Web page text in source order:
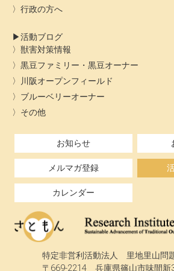
行政の方へ
活動ブログ
獣害対策情報
黒豆ファミリー・黒豆オーナー
川阪オープンフィールド
ブルーベリーオーナー
その他
お知らせ
メルマガ登録
カレンダー
特定非営利活動法人 里地里山問
〒669-2214 兵庫県篠山市味間新